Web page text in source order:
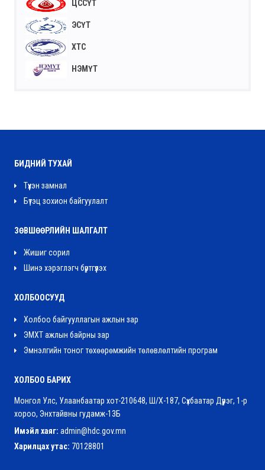
ЦССҮТ
ЭСҮТ
ХТС
НЭМҮТ
БИДНИЙ ТУХАЙ
Түүхэн замнал
Бүтэц зохион байгуулалт
ЗӨВШӨӨРЛИЙН ШАЛГАЛТ
Жишиг сорил
Шинэ хэрэглэгч бүртгүүлэх
ХОЛБООСУУД
Холбоо байгууллагын ажлын зар
ЭМХТ ажлын байрны зар
Эмнэлгийн тоног төхөөрөмжийн төлөвлөлтийн програм
ХОЛБОО БАРИХ
Монгол Улс, Улаанбаатар хот-210648, Ш/Х-187, Сүхбаатар Дүүрэг, 1-р
хороо, Энхтайвны гудамж-13Б
Имэйл хаяг: admin@hdc.gov.mn
Харилцах утас: 70128801